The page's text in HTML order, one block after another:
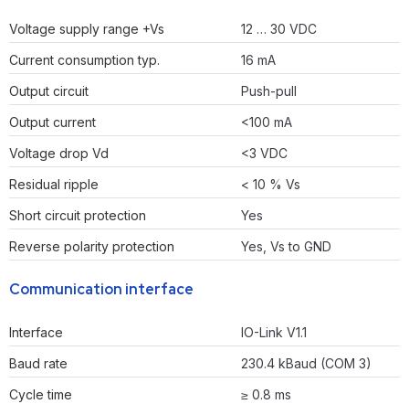
Voltage supply range +Vs
12 … 30 VDC
Current consumption typ.
16 mA
Output circuit
Push-pull
Output current
<100 mA
Voltage drop Vd
<3 VDC
Residual ripple
< 10 % Vs
Short circuit protection
Yes
Reverse polarity protection
Yes, Vs to GND
Communication interface
Interface
IO-Link V1.1
Baud rate
230.4 kBaud (COM 3)
Cycle time
≥ 0.8 ms